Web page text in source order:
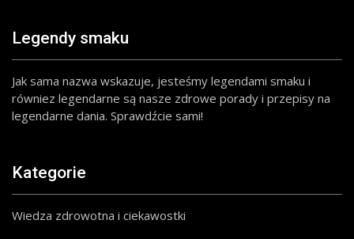
Legendy smaku
Jak sama nazwa wskazuje, jesteśmy legendami smaku i
równiez legendarne są nasze zdrowe porady i przepisy na
legendarne dania. Sprawdźcie sami!
Kategorie
Wiedza zdrowotna i ciekawostki